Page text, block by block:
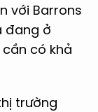
với Barrons
đang ở
có khả
trường